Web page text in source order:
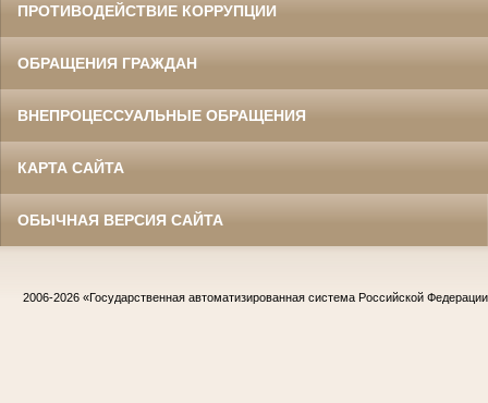
ПРОТИВОДЕЙСТВИЕ КОРРУПЦИИ
ОБРАЩЕНИЯ ГРАЖДАН
ВНЕПРОЦЕССУАЛЬНЫЕ ОБРАЩЕНИЯ
КАРТА САЙТА
ОБЫЧНАЯ ВЕРСИЯ САЙТА
2006-2026 «Государственная автоматизированная система Российской